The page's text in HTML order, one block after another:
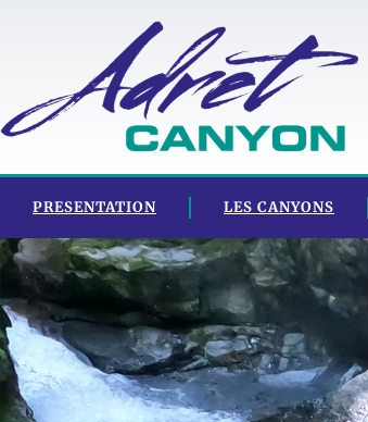
PRESENTATION LES CANYONS